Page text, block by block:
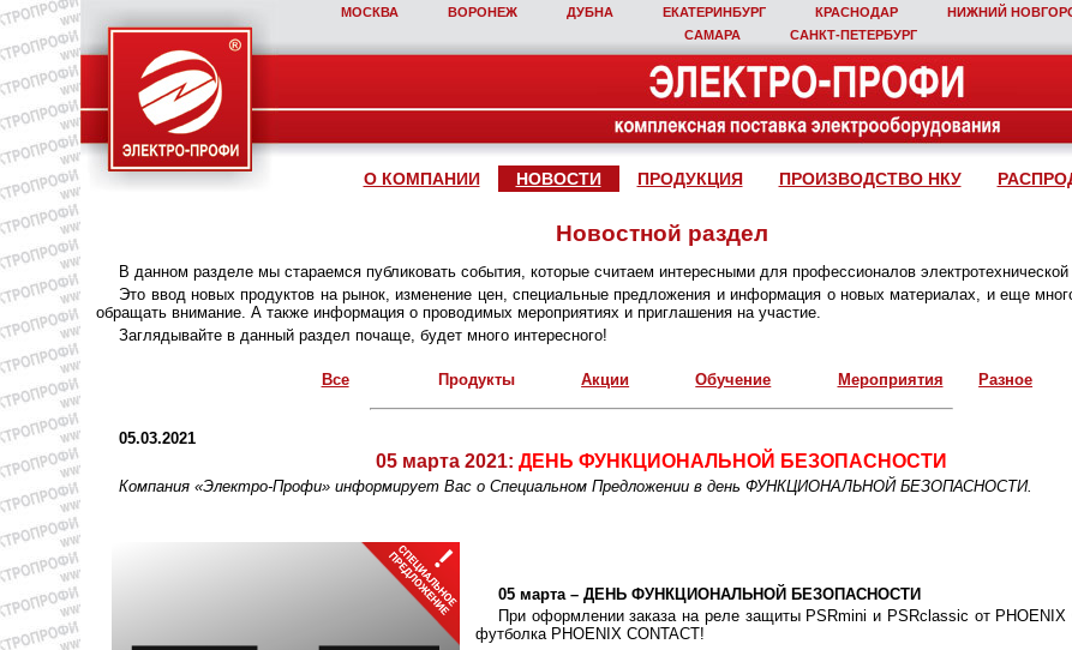
МОСКВА ВОРОНЕЖ ДУБНА ЕКАТЕРИНБУРГ КРАСНОДАР НИЖНИЙ
САМАРА
САНКТ‑ПЕТЕРБУРГ
О КОМПАНИИ НОВОСТИ ПРОДУКЦИЯ ПРОИЗВОДСТВО НКУ
Новостной раздел
В данном разделе мы стараемся публиковать события, которые считаем интересными для профессионалов электротехнической
Это ввод новых продуктов на рынок, изменение цен, специальные предложения и информация о новых материалах, и еще
обращать внимание. А также информация о проводимых мероприятиях и приглашения на участие.
Заглядывайте в данный раздел почаще, будет много интересного!
Все Продукты Акции Обучение Мероприятия Разное
05.03.2021
05 марта 2021: ДЕНЬ ФУНКЦИОНАЛЬНОЙ БЕЗОПАСНОСТИ
Компания «Электро-Профи» информирует Вас о Специальном Предложении в день ФУНКЦИОНАЛЬНОЙ БЕЗОПАСНОСТИ.
05 марта – ДЕНЬ ФУНКЦИОНАЛЬНОЙ БЕЗОПАСНОСТИ
При оформлении заказа на реле защиты PSRmini и PSRclassic от PHOENIX
футболка PHOENIX CONTACT!